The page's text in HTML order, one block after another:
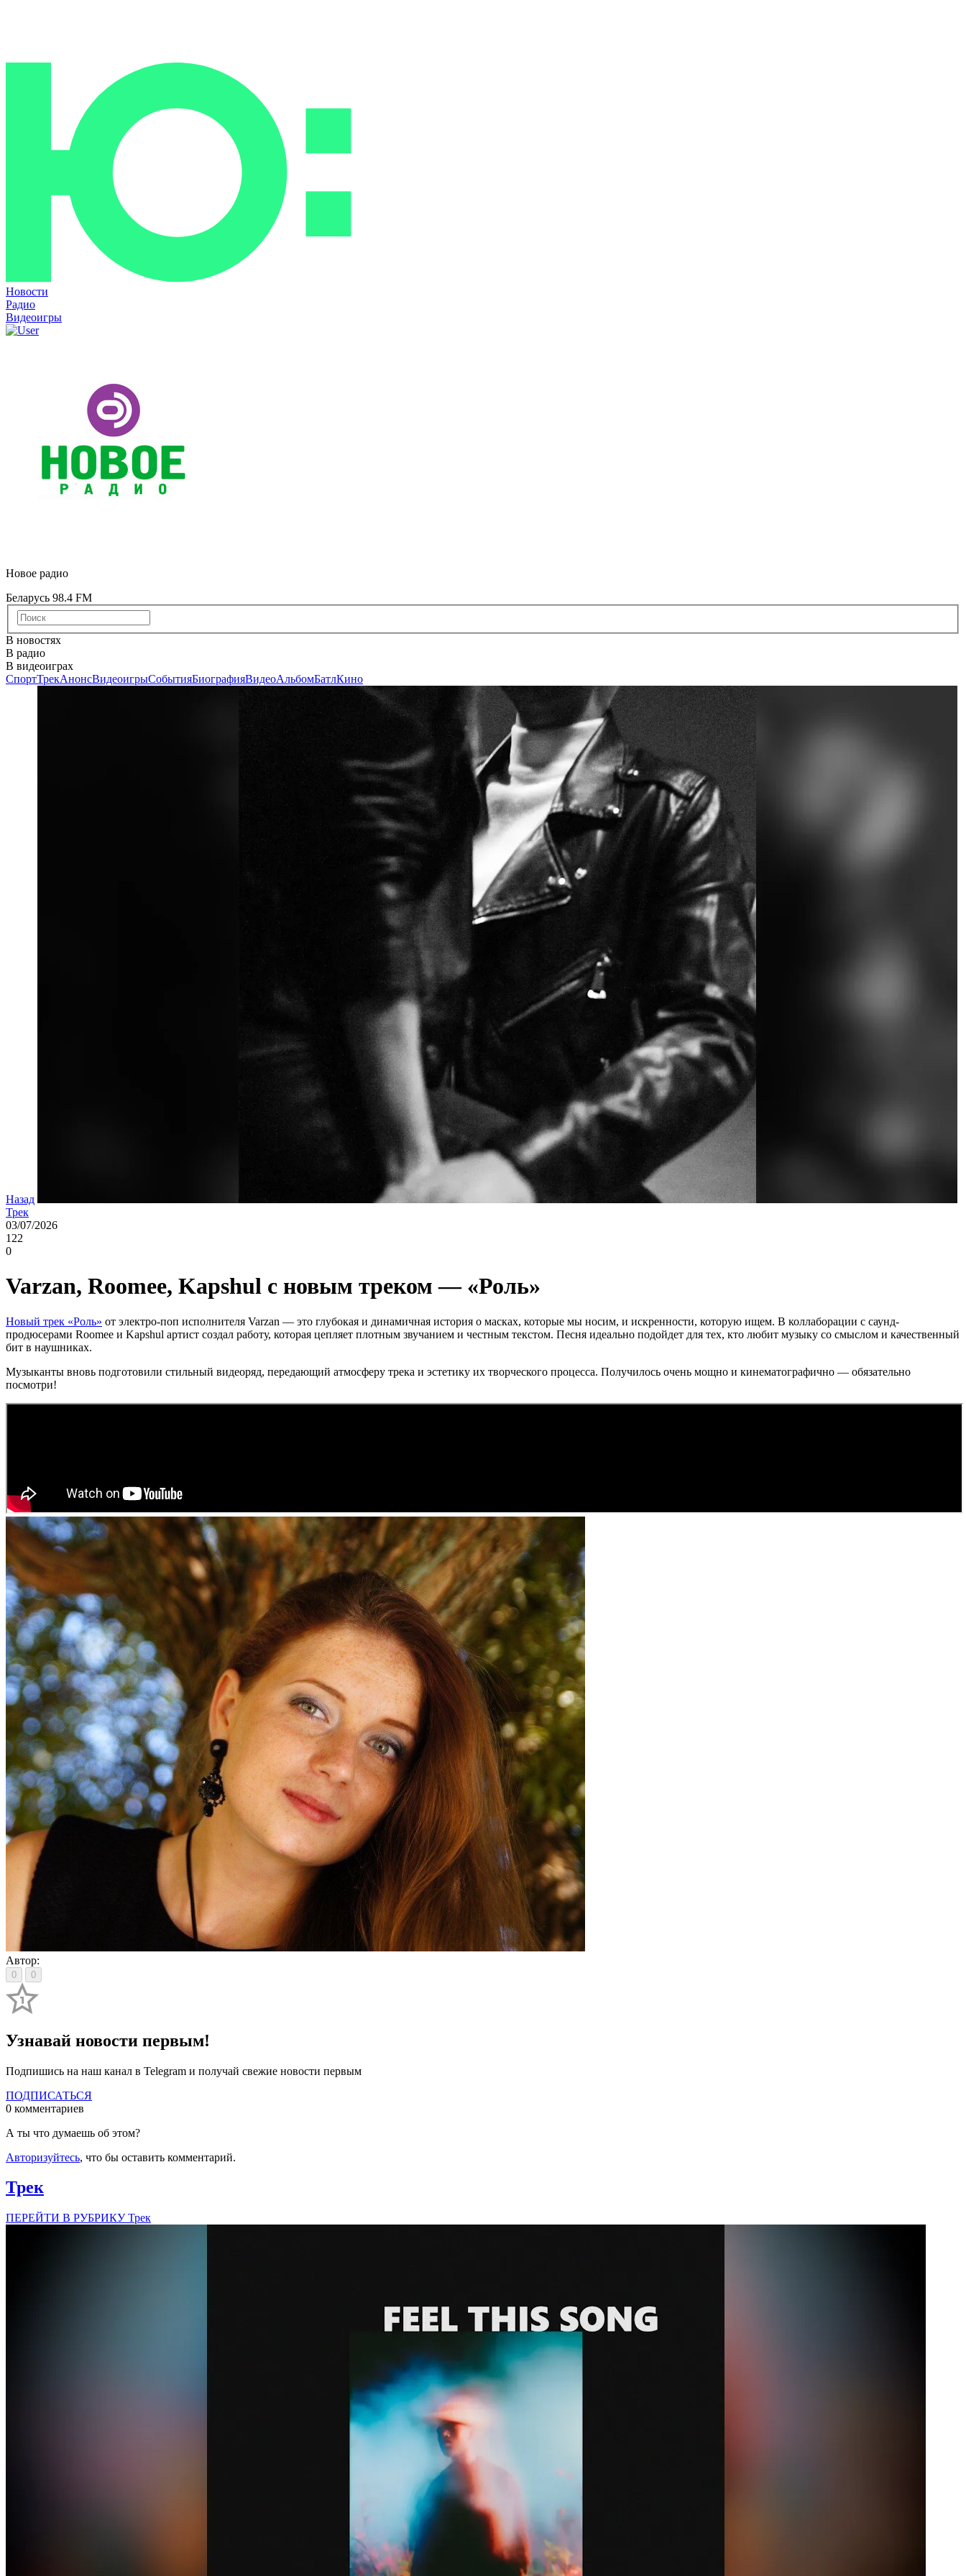
Новости
Радио
Видеоигры
Новое радио
Беларусь 98.4 FM
В новостях
В радио
В видеоиграх
СпортТрекАнонсВидеоигрыСобытияБиографияВидеоАльбомБатлКино
Назад
Трек
03/07/2026
122
0
Varzan, Roomee, Kapshul с новым треком — «Роль»
Новый трек «Роль» от электро-поп исполнителя Varzan — это глубокая и динамичная история о масках, которые мы носим, и искренности, которую ищем. В коллаборации с саунд-
продюсерами Roomee и Kapshul артист создал работу, которая цепляет плотным звучанием и честным текстом. Песня идеально подойдет для тех, кто любит музыку со смыслом и качественный
бит в наушниках.
Музыканты вновь подготовили стильный видеоряд, передающий атмосферу трека и эстетику их творческого процесса. Получилось очень мощно и кинематографично — обязательно
посмотри!
Автор:
0 0
Узнавай новости первым!
Подпишись на наш канал в Telegram и получай свежие новости первым
ПОДПИСАТЬСЯ
0 комментариев
А ты что думаешь об этом?
Авторизуйтесь, что бы оставить комментарий.
Трек
ПЕРЕЙТИ В РУБРИКУ Трек